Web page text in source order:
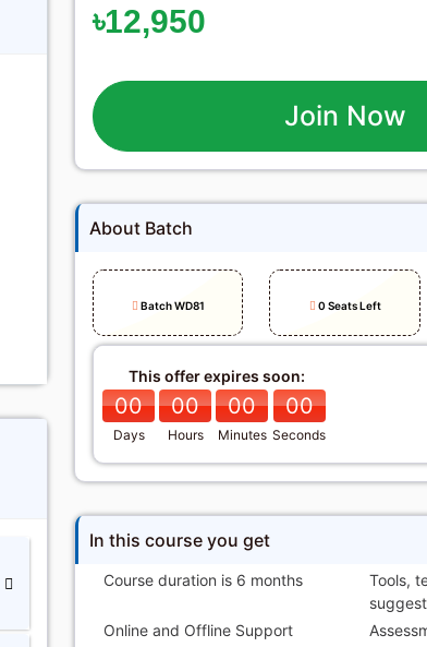
৳12,950
Join Now
About Batch
Batch WD81 0 Seats Left
This offer expires soon:
00
Days
00
Hours
00
Minutes
00
Seconds
In this course you get
Course duration is 6 months
Tools,
Online and Offline Support